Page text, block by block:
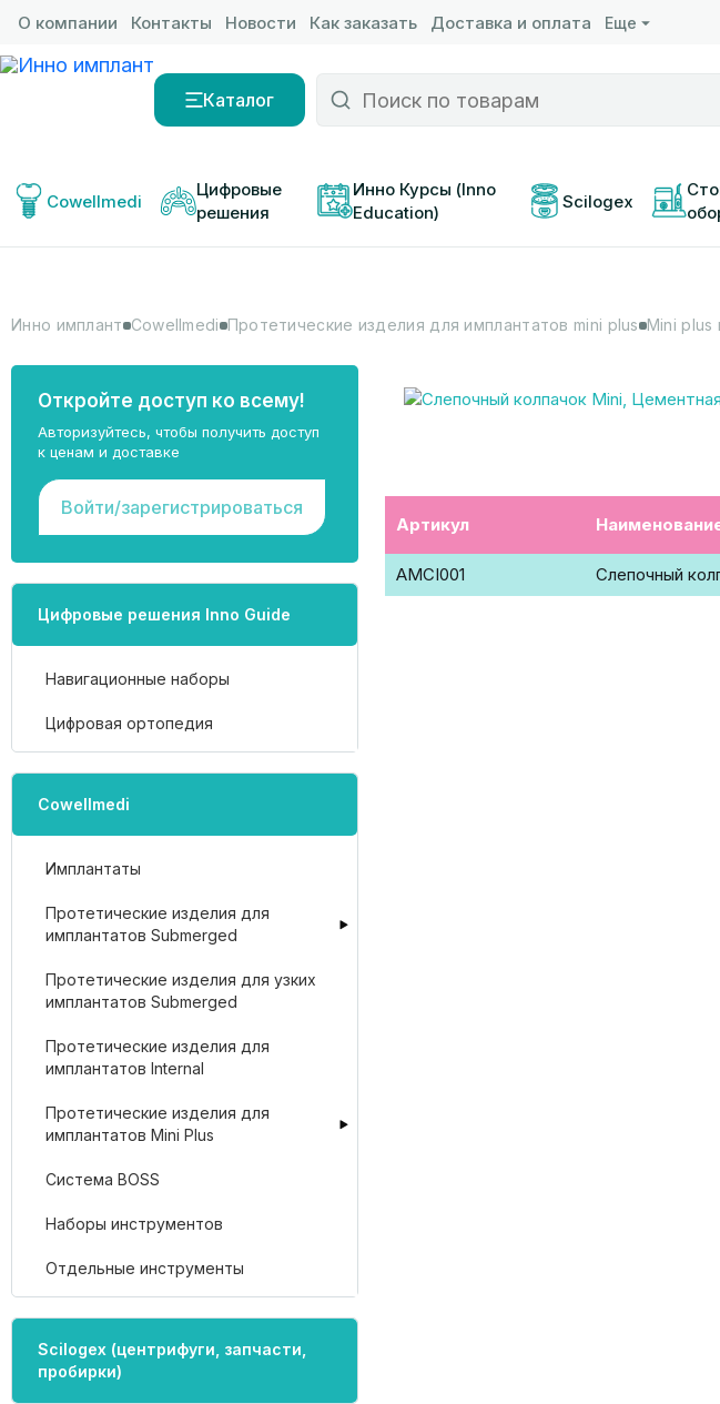
О компании Контакты Новости Как заказать Доставка и оплата Еще
Каталог
Cowellmedi
Цифровые
решения
Инно Курсы (Inno
Education)
Scilogex
Инно имплант Cowellmedi Протетические изделия для имплантатов mini plus Mini plus
Откройте доступ ко всему!
Авторизуйтесь, чтобы получить доступ
к ценам и доставке
Войти/зарегистрироваться
Цифровые решения Inno Guide
Навигационные наборы
Цифровая ортопедия
Cowellmedi
Имплантаты
Протетические изделия для
имплантатов Submerged
Протетические изделия для узких
имплантатов Submerged
Протетические изделия для
имплантатов Internal
Протетические изделия для
имплантатов Mini Plus
Система BOSS
Наборы инструментов
Отдельные инструменты
Scilogex (центрифуги, запчасти,
пробирки)
Артикул
AMCI001 Слепочный